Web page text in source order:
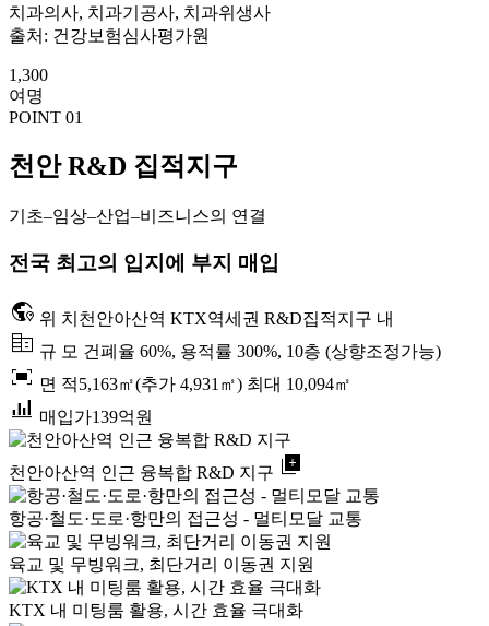
치과의사, 치과기공사, 치과위생사
출처: 건강보험심사평가원
1,300
여명
POINT 01
천안 R&D 집적지구
기초–임상–산업–비즈니스의 연결
전국 최고의 입지에 부지 매입
globe_location_pin 위 치 천안아산역 KTX역세권 R&D집적지구 내
corporate_fare 규 모 건폐율 60%, 용적률 300%, 10층 (상향조정가능)
fit_screen 면 적5,163㎡(추가 4,931㎡) 최대 10,094㎡
bar_chart_4_bars 매입가139억원
천안아산역 인근 융복합 R&D 지구 library_add
항공·철도·도로·항만의 접근성 - 멀티모달 교통
육교 및 무빙워크, 최단거리 이동권 지원
KTX 내 미팅룸 활용, 시간 효율 극대화